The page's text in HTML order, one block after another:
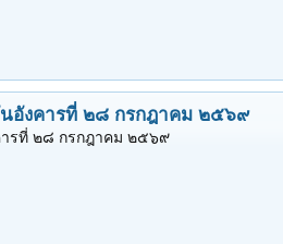
อังคารที่ ๒๘ กรกฎาคม ๒๕๖๙
ารที่ ๒๘ กรกฎาคม ๒๕๖๙